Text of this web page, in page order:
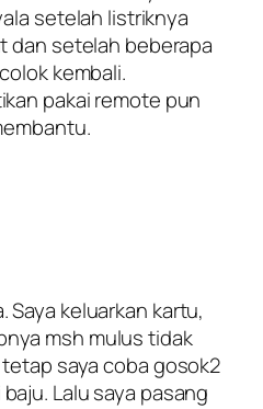
setelah listriknya
dan setelah beberapa
kembali.
pakai remote pun
Saya keluarkan kartu,
msh mulus tidak
saya coba gosok2
Lalu saya pasang